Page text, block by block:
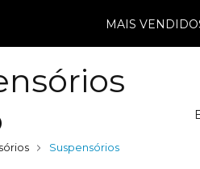
MAIS
Suspensórios